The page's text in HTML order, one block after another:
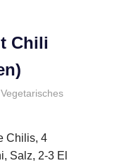
Chili
Vegetarisches
Chilis, 4
Salz, 2-3 El